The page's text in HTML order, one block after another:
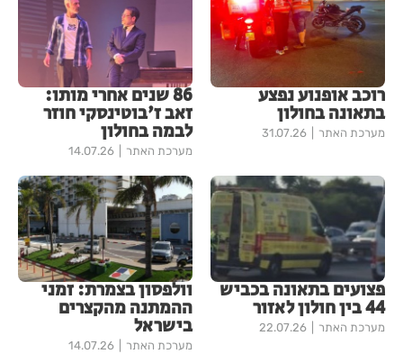
רוכב אופנוע נפצע
בתאונה בחולון
מערכת האתר 31.07.26
86 שנים אחרי מותו:
זאב ז'בוטינסקי חוזר
לבמה בחולון
מערכת האתר 14.07.26
פצועים בתאונה בכביש
44 בין חולון לאזור
מערכת האתר 22.07.26
וולפסון בצמרת: זמני
ההמתנה מהקצרים
בישראל
מערכת האתר 14.07.26